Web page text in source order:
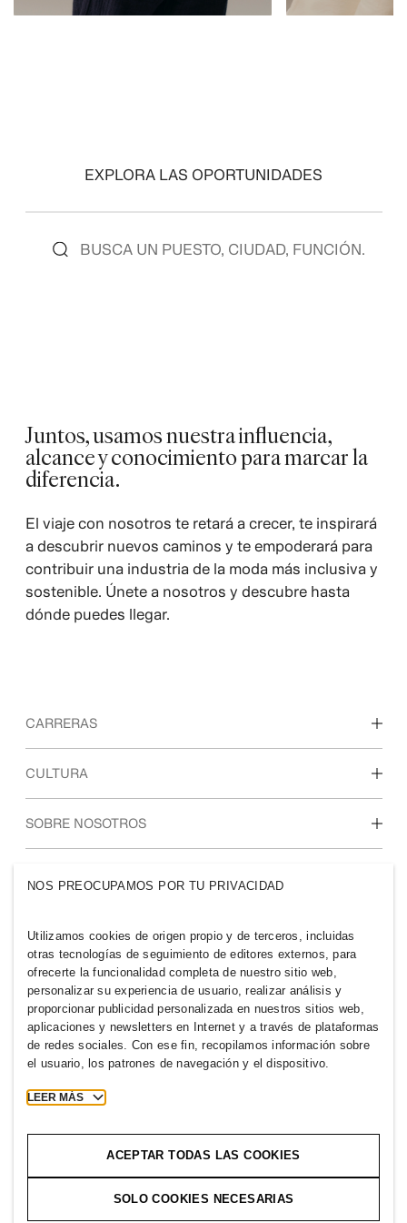
EXPLORA LAS OPORTUNIDADES
Juntos, usamos nuestra influencia,
alcance y conocimiento para marcar la
diferencia.
El viaje con nosotros te retará a crecer, te inspirará
a descubrir nuevos caminos y te empoderará para
contribuir una industria de la moda más inclusiva y
sostenible. Únete a nosotros y descubre hasta
dónde puedes llegar.
CARRERAS
Descubre nuestras áreas de trabajo
CULTURA
Nuestra cultura y beneficios
SOBRE NOSOTROS
Sostenibilidad
VENEZUELA
Prensa Políticas y privacidad
Cookies
2026 H & M Hennes and Mauritz AB.
NOS PREOCUPAMOS POR TU PRIVACIDAD
Utilizamos cookies de origen propio y de terceros, incluidas
otras tecnologías de seguimiento de editores externos, para
ofrecerte la funcionalidad completa de nuestro sitio web,
personalizar su experiencia de usuario, realizar análisis y
proporcionar publicidad personalizada en nuestros sitios web,
aplicaciones y newsletters en Internet y a través de plataformas
de redes sociales. Con ese fin, recopilamos información sobre
el usuario, los patrones de navegación y el dispositivo.
LEER MÁS
ACEPTAR TODAS LAS COOKIES
SOLO COOKIES NECESARIAS